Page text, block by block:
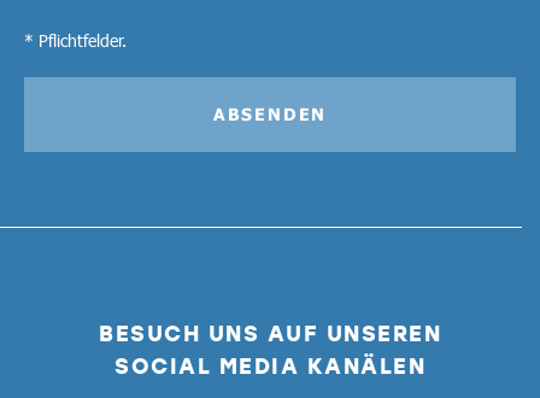
BESUCH UNS AUF UNSEREN
SOCIAL MEDIA KANÄLEN
* Pflichtfelder.
ABSENDEN